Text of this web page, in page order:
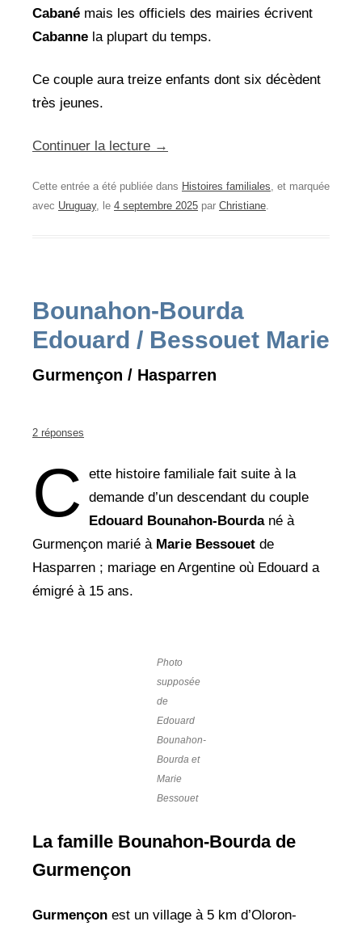
Cabané mais les officiels des mairies écrivent
Cabanne la plupart du temps.
Ce couple aura treize enfants dont six décèdent
très jeunes.
Continuer la lecture →
Cette entrée a été publiée dans Histoires familiales, et marquée
avec Uruguay, le 4 septembre 2025 par Christiane.
Bounahon-Bourda
Edouard / Bessouet Marie
Gurmençon / Hasparren
2 réponses
C
ette histoire familiale fait suite à la
demande d’un descendant du couple
Edouard Bounahon-Bourda né à
Gurmençon marié à Marie Bessouet de
Hasparren ; mariage en Argentine où Edouard a
émigré à 15 ans.
Photo
supposée
de
Edouard
Bounahon-
Bourda et
Marie
Bessouet
La famille Bounahon-Bourda de
Gurmençon
Gurmençon est un village à 5 km d’Oloron-